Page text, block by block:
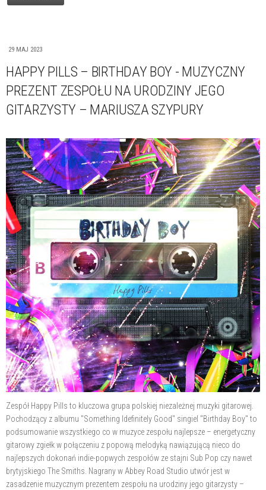
29 MAJ 2023
HAPPY PILLS – BIRTHDAY BOY - MUZYCZNY
PREZENT ZESPOŁU NA URODZINY JEGO
GITARZYSTY – MARIUSZA SZYPURY
Zespół Happy Pills to kluczowa grupa polskiej niezależnej muzyki gitarowej.
Pochodzący z albumu "Something Idefinitely Good" singiel "Birthday Boy" to
podsumowanie wszystkiego co w muzyce zespołu najlepsze – energetyczny
gitarowy zgiełk w połączeniu z popową melodyką nawiązującą nieco do
najlepszych dokonań indie-popwych zespołów ze stajni Sub Pop czy nawet
brytyjskiego The Smiths. Nagrany w Abbey Road Studio utwór jest w
zasadzenie muzycznym prezentem zespołu na urodziny jego gitarzysty –